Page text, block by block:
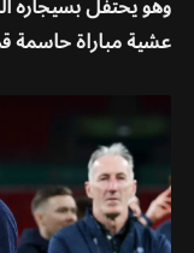
عشية مباراة حاسمة